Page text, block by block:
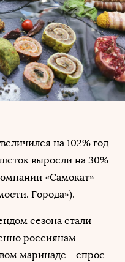
на 102% год
выросли на 30%
«Самокат»
Города»).
сезона стали
россиянам
маринаде – спрос